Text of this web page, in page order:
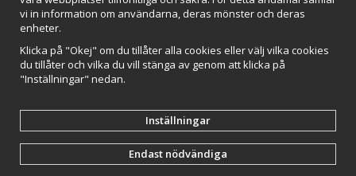
Impressum
VAMOS Commerce AB
Organisationsnummer: 559502-0453
vi in information om användarna, deras mönster och deras
enheter.
Klicka på "Okej" om du tillåter alla cookies eller välj vilka cookies
du tillåter och vilka du vill stänga av genom att klicka på
"Inställningar" nedan.
Inställningar
Endast nödvändiga